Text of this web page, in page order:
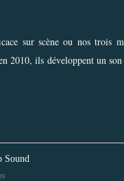
sur scène ou nos trois
ils développent un
Sound